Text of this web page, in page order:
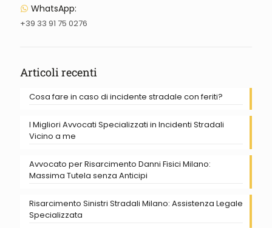
WhatsApp:
+39 33 91 75 0276
Articoli recenti
Cosa fare in caso di incidente stradale con feriti?
I Migliori Avvocati Specializzati in Incidenti Stradali
Vicino a me
Avvocato per Risarcimento Danni Fisici Milano:
Massima Tutela senza Anticipi
Risarcimento Sinistri Stradali Milano: Assistenza Legale
Specializzata